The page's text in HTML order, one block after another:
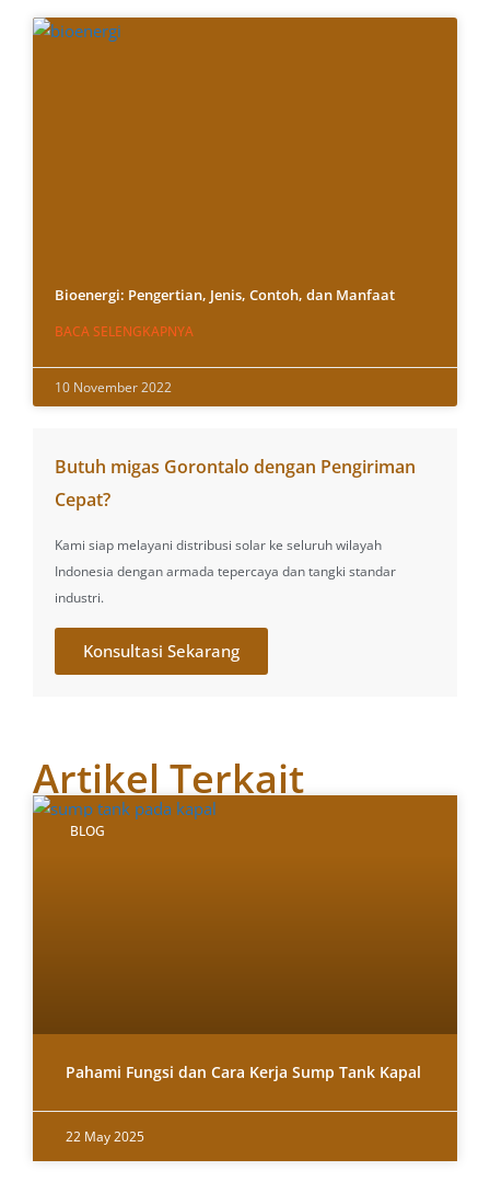
Bioenergi: Pengertian, Jenis, Contoh, dan Manfaat
BACA SELENGKAPNYA
10 November 2022
Butuh migas Gorontalo dengan Pengiriman
Cepat?
Kami siap melayani distribusi solar ke seluruh wilayah
Indonesia dengan armada tepercaya dan tangki standar
industri.
Konsultasi Sekarang
Artikel Terkait
BLOG
Pahami Fungsi dan Cara Kerja Sump Tank Kapal
22 May 2025